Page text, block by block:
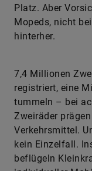
Platz. Aber
Mopeds, nicht
hinterher.
7,4 Millionen
registriert, eine
tummeln – bei
Zweiräder
Verkehrsmittel.
kein Einzelfall.
beflügeln